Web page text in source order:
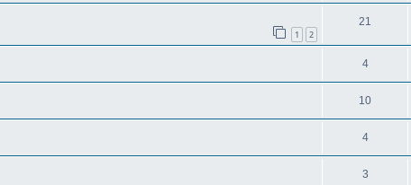
1 2
21
4
10
4
3